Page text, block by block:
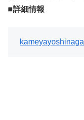
■詳細情報
kameyayoshinaga